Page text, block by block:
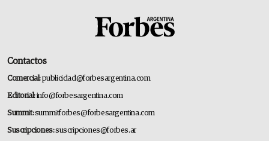
Contactos
Comercial:publicidad@forbesargentina.com
Editorial:info@forbesargentina.com
Summit:summitforbes@forbesargentina.com
Suscripciones:suscripciones@forbes.ar